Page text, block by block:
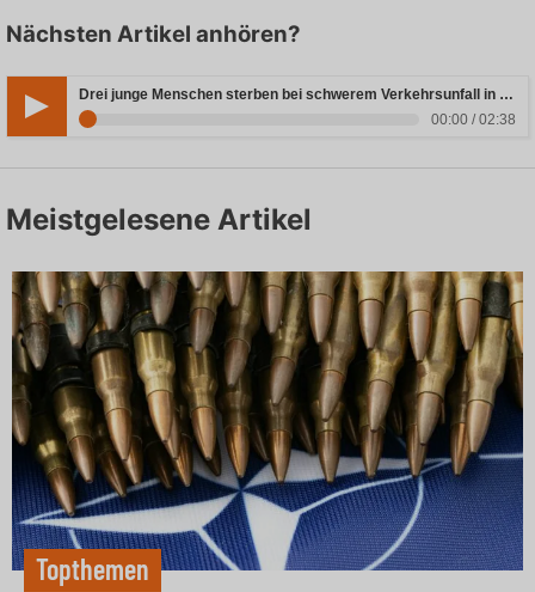
Nächsten Artikel anhören?
Drei junge Menschen sterben bei schwerem Verkehrsunfall in Rheinland-Pfalz
00:00 / 02:38
Meistgelesene Artikel
Topthemen